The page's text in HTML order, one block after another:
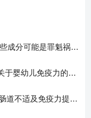
宝宝胃肠道不适？奶粉中的这些成分可能是罪魁祸首！
宝宝总生病就是免疫力低下？关于婴幼儿免疫力的真相，家长必须了解！
宝宝喂养难题：奶粉喂养与胃肠道不适及免疫力提升的奥秘